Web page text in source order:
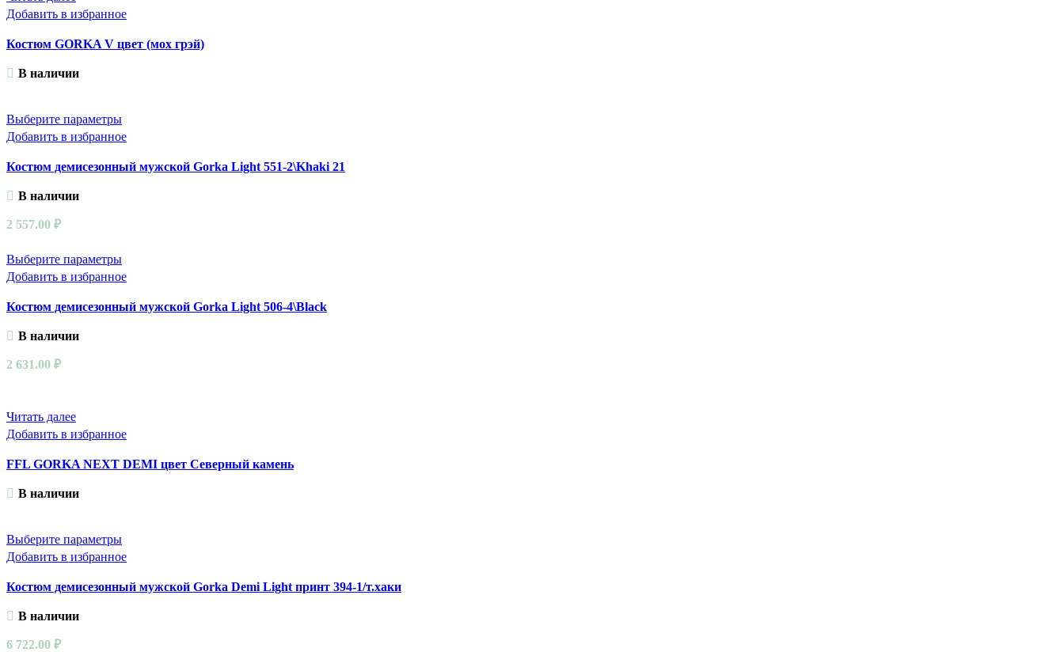
Добавить в избранное
Костюм GORKA V цвет (мох грэй)
В наличии
Выберите параметрыЭтот
товар
несколько
на
странице
Добавить в избранное
Костюм демисезонный мужской Gorka Light 551-2\Khaki 21
В наличии
2 557.00 ₽
Выберите параметрыЭтот
товар
несколько
товара.
Добавить в избранное
Костюм демисезонный мужской Gorka Light 506-4\Black
В наличии
2 631.00 ₽
Читать далее
Добавить в избранное
FFL GORKA NEXT DEMI цвет Северный камень
В наличии
Выберите параметрыЭтот
товар
несколько
Добавить в избранное
Костюм демисезонный мужской Gorka Demi Light принт 394-1/т.хаки
В наличии
6 722.00 ₽